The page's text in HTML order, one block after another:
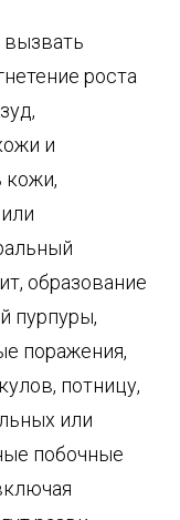
вызвать
роста
и
кожи,
образование
пурпуры,
поражения,
потницу,
или
побочные